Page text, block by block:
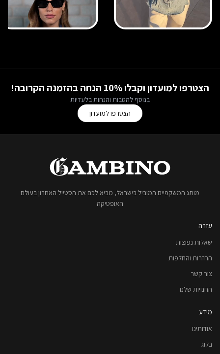
הצטרפו למועדון וקבלו 10% הנחה בהזמנה הקרובה!
בנוסף להטבות והנחות בלעדיות
הצטרפו למועדון
מותג המשקפיים המוביל בישראל, מביא לכם את הסטייל האחרון בעולם
האופטיקה
עזרה
שאלות נפוצות
החזרות והחלפות
צור קשר
החנויות שלנו
מידע
אודותינו
בלוג